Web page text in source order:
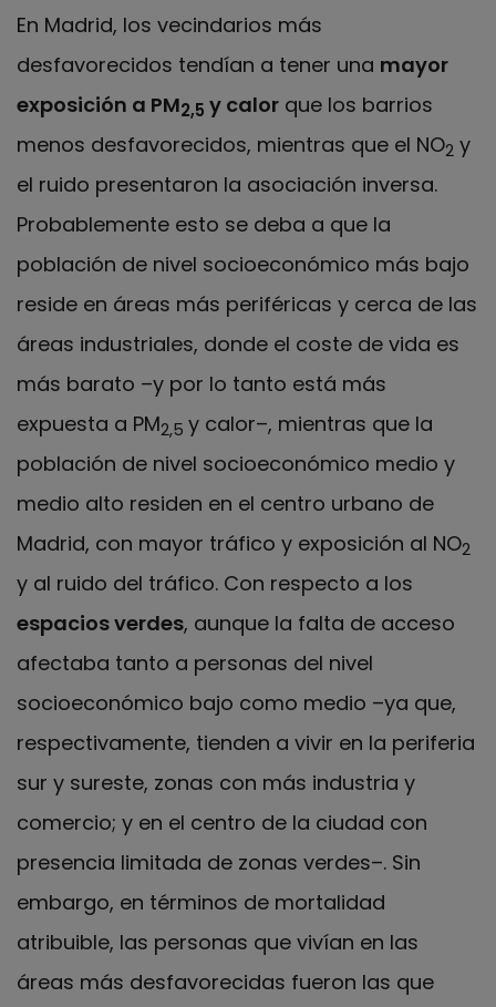
En Madrid, los vecindarios más
desfavorecidos tendían a tener una mayor
exposición a PM2,5 y calor que los barrios
menos desfavorecidos, mientras que el NO2 y
el ruido presentaron la asociación inversa.
Probablemente esto se deba a que la
población de nivel socioeconómico más bajo
reside en áreas más periféricas y cerca de las
áreas industriales, donde el coste de vida es
más barato –y por lo tanto está más
expuesta a PM2,5 y calor–, mientras que la
población de nivel socioeconómico medio y
medio alto residen en el centro urbano de
Madrid, con mayor tráfico y exposición al NO2
y al ruido del tráfico. Con respecto a los
espacios verdes, aunque la falta de acceso
afectaba tanto a personas del nivel
socioeconómico bajo como medio –ya que,
respectivamente, tienden a vivir en la periferia
sur y sureste, zonas con más industria y
comercio; y en el centro de la ciudad con
presencia limitada de zonas verdes–. Sin
embargo, en términos de mortalidad
atribuible, las personas que vivían en las
áreas más desfavorecidas fueron las que